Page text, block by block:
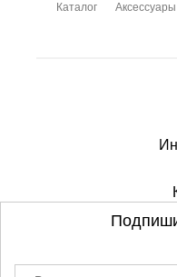
Каталог Аксессуары